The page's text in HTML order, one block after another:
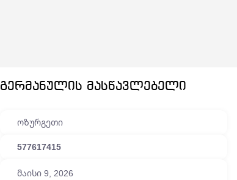
გერმანულის მასწავლებელი
ოზურგეთი
577617415
მაისი 9, 2026